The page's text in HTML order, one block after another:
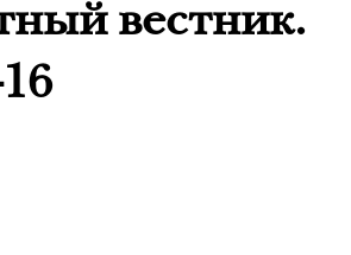
вестник.